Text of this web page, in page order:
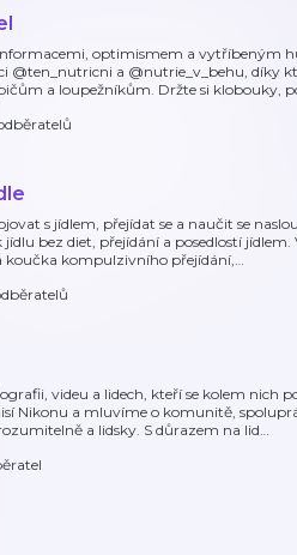
optimismem a vytříbeným
@ten_nutricni a @nutrie_v_behu, díky
a loupežníkům. Držte si klobouky,
s jídlem, přejídat se a naučit se
bez diet, přejídání a posedlostí jídlem.
koučka kompulzivního přejídání,…
videu a lidech, kteří se kolem nich
Nikonu a mluvíme o komunitě,
a lidsky. S důrazem na lid…